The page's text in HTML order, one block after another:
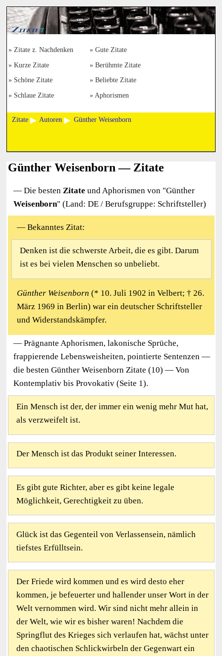
Zitate z. Nachdenken Gute Zitate
Kurze Zitate Berühmte Zitate
Schöne Zitate Beliebte Zitate
Schlaue Zitate Aphorismen
Zitate Autoren Günther Weisenborn
Günther Weisenborn — Zitate
— Die besten Zitate und Aphorismen von "Günther
Weisenborn" (Land: DE / Berufsgruppe: Schriftsteller)
— Bekanntes Zitat:
Denken ist die schwerste Arbeit, die es gibt. Darum
ist es bei vielen Menschen so unbeliebt.
Günther Weisenborn (* 10. Juli 1902 in Velbert; † 26.
März 1969 in Berlin) war ein deutscher Schriftsteller
und Widerstandskämpfer.
— Prägnante Aphorismen, lakonische Sprüche,
frappierende Lebensweisheiten, pointierte Sentenzen —
die besten Günther Weisenborn Zitate (10) — Von
Kontemplativ bis Provokativ (Seite 1).
Ein Mensch ist der, der immer ein wenig mehr Mut hat,
als verzweifelt ist.
Der Mensch ist das Produkt seiner Interessen.
Es gibt gute Richter, aber es gibt keine legale
Möglichkeit, Gerechtigkeit zu üben.
Glück ist das Gegenteil von Verlassensein, nämlich
tiefstes Erfülltsein.
Der Friede wird kommen und es wird desto eher
kommen, je befeuerter und hallender unser Wort in der
Welt vernommen wird. Wir sind nicht mehr allein in
der Welt, wie wir es bisher waren! Nachdem die
Springflut des Krieges sich verlaufen hat, wächst unter
den chaotischen Schlickwirbeln der Gegenwart ein